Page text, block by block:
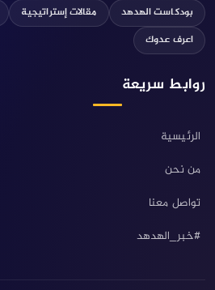
بودكاست الهدهد
مقالات إستراتيجية
اعرف عدوك
روابط سريعة
الرئيسية
من نحن
تواصل معنا
#خبر_الهدهد